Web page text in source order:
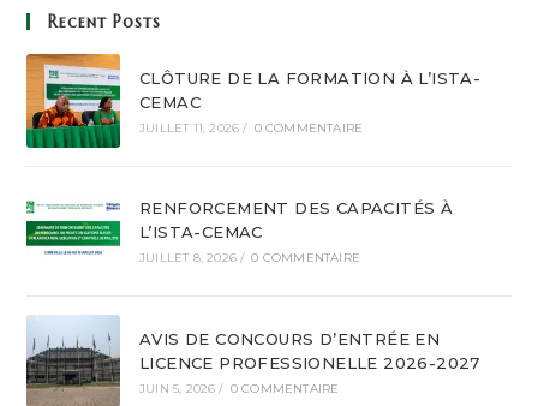
Recent Posts
CLÔTURE DE LA FORMATION À L’ISTA-
CEMAC
JUILLET 11, 2026 / 0 COMMENTAIRE
RENFORCEMENT DES CAPACITÉS À
L’ISTA-CEMAC
JUILLET 8, 2026 / 0 COMMENTAIRE
AVIS DE CONCOURS D’ENTRÉE EN
LICENCE PROFESSIONELLE 2026-2027
JUIN 5, 2026 / 0 COMMENTAIRE